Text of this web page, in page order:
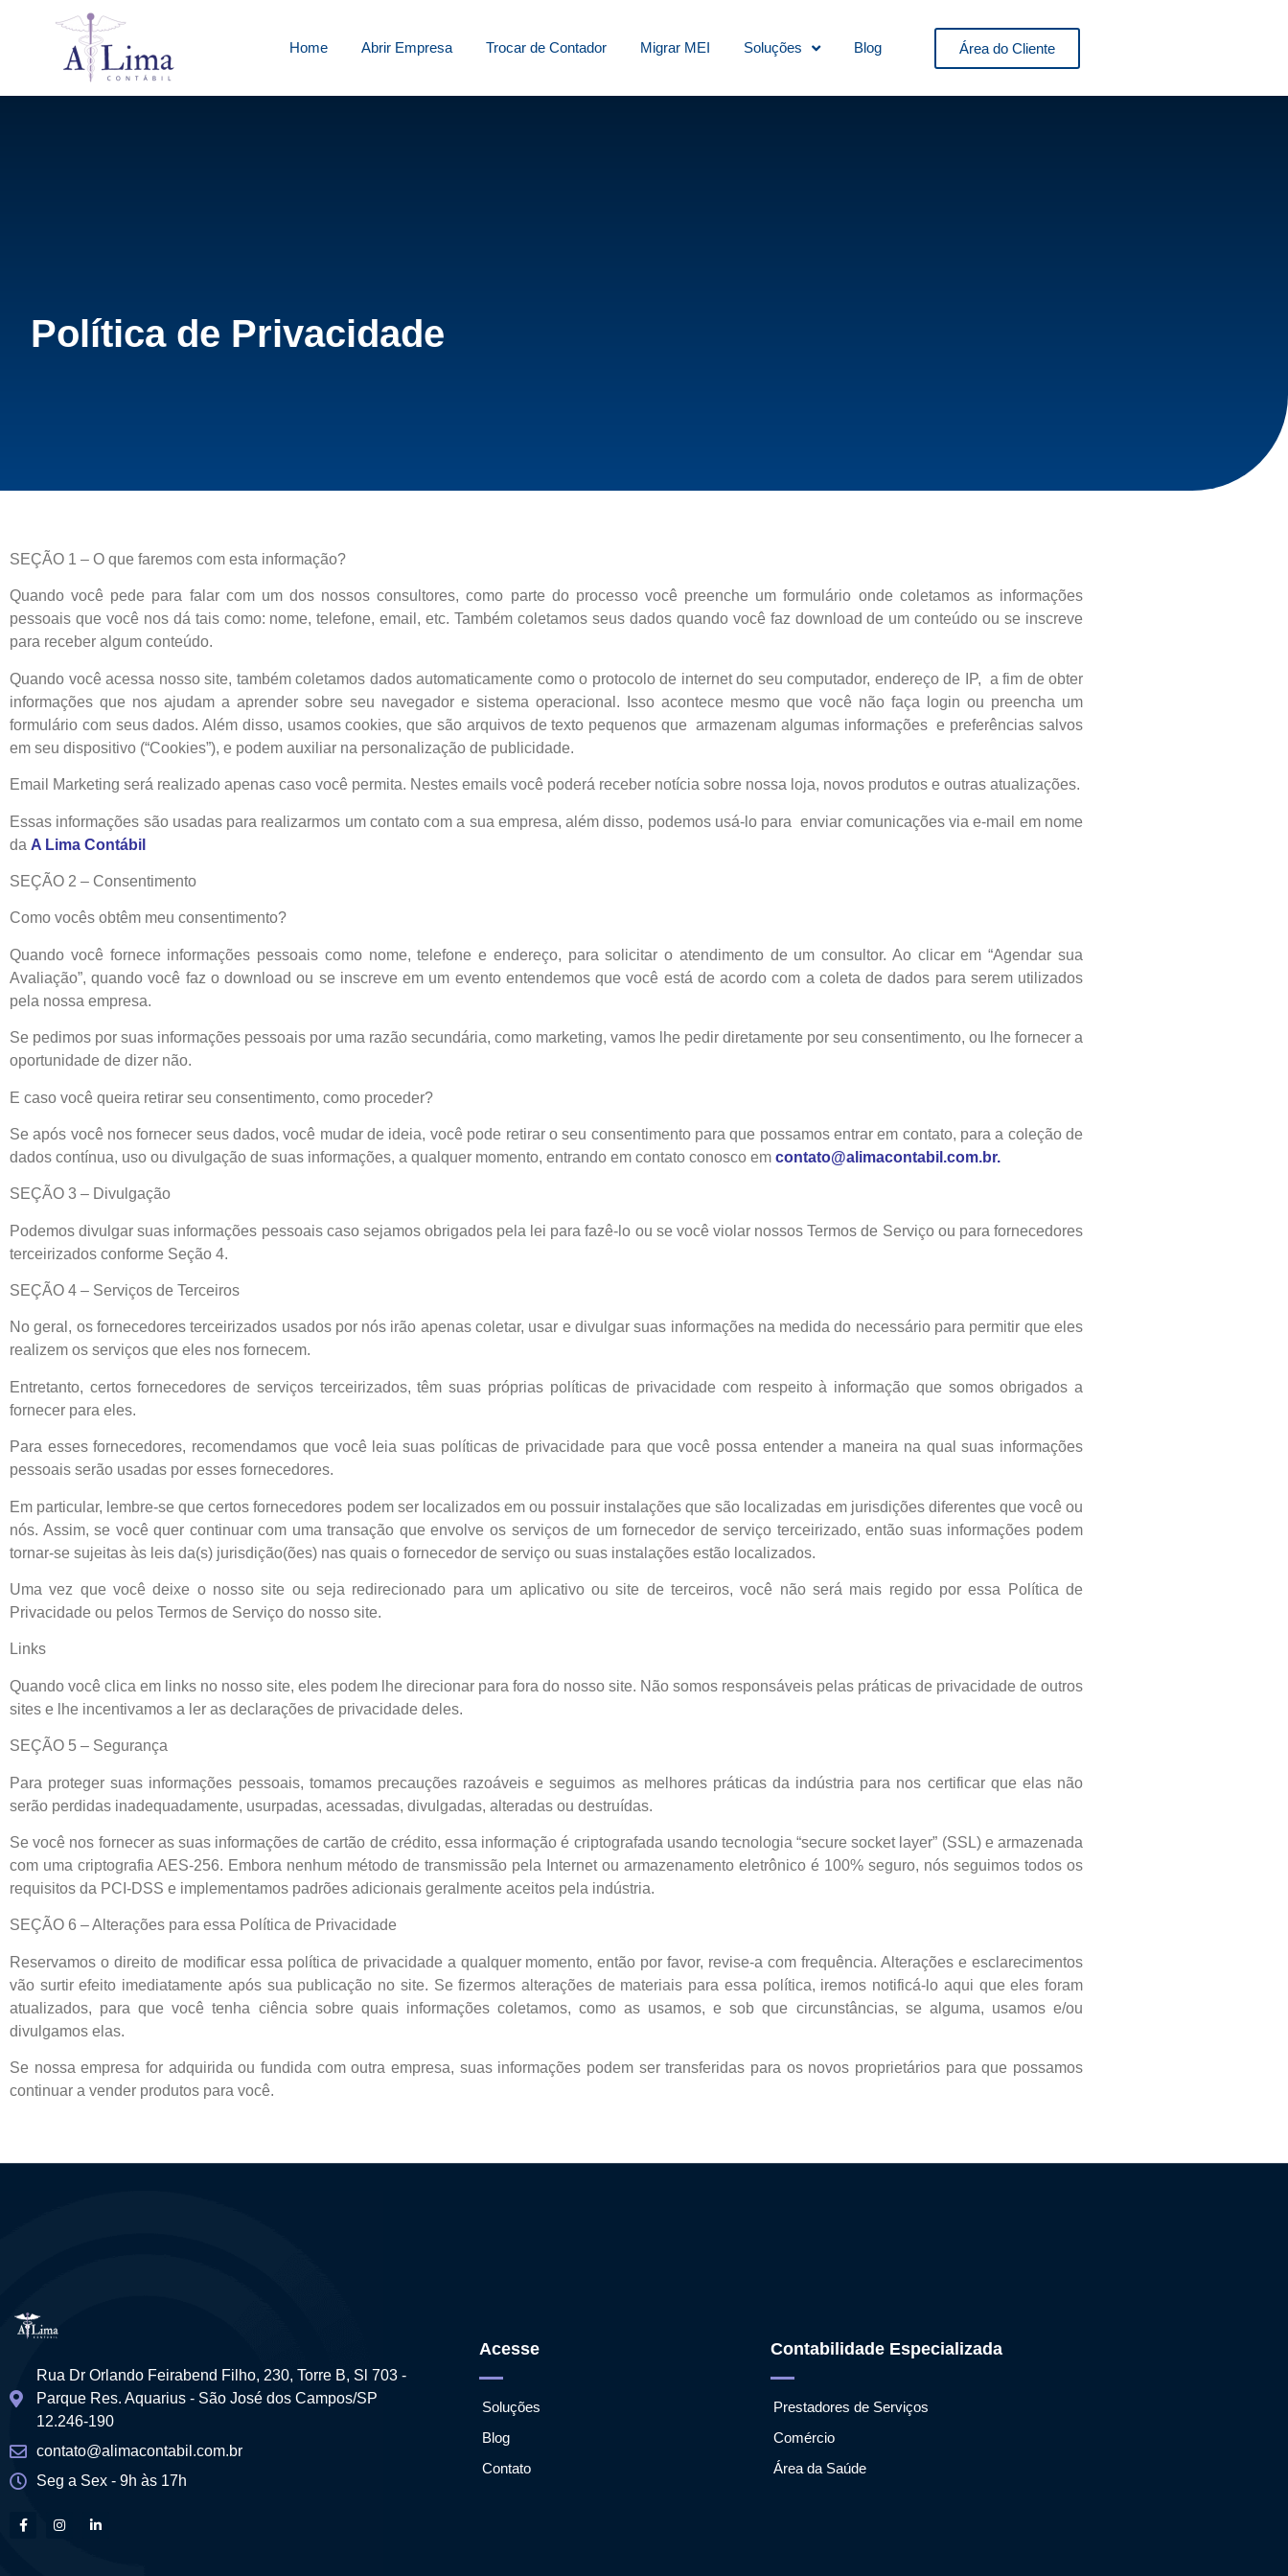
Home Abrir Empresa Trocar de Contador Migrar MEI Soluções Blog Área do Cliente
Política de Privacidade
SEÇÃO 1 – O que faremos com esta informação?
Quando você pede para falar com um dos nossos consultores, como parte do processo você preenche um formulário onde coletamos as informações
pessoais que você nos dá tais como: nome, telefone, email, etc. Também coletamos seus dados quando você faz download de um conteúdo ou se inscreve
para receber algum conteúdo.
Quando você acessa nosso site, também coletamos dados automaticamente como o protocolo de internet do seu computador, endereço de IP, a fim de obter
informações que nos ajudam a aprender sobre seu navegador e sistema operacional. Isso acontece mesmo que você não faça login ou preencha um
formulário com seus dados. Além disso, usamos cookies, que são arquivos de texto pequenos que armazenam algumas informações e preferências salvos
em seu dispositivo (“Cookies”), e podem auxiliar na personalização de publicidade.
Email Marketing será realizado apenas caso você permita. Nestes emails você poderá receber notícia sobre nossa loja, novos produtos e outras atualizações.
Essas informações são usadas para realizarmos um contato com a sua empresa, além disso, podemos usá-lo para enviar comunicações via e-mail em nome
da A Lima Contábil
SEÇÃO 2 – Consentimento
Como vocês obtêm meu consentimento?
Quando você fornece informações pessoais como nome, telefone e endereço, para solicitar o atendimento de um consultor. Ao clicar em “Agendar sua
Avaliação”, quando você faz o download ou se inscreve em um evento entendemos que você está de acordo com a coleta de dados para serem utilizados
pela nossa empresa.
Se pedimos por suas informações pessoais por uma razão secundária, como marketing, vamos lhe pedir diretamente por seu consentimento, ou lhe fornecer a
oportunidade de dizer não.
E caso você queira retirar seu consentimento, como proceder?
Se após você nos fornecer seus dados, você mudar de ideia, você pode retirar o seu consentimento para que possamos entrar em contato, para a coleção de
dados contínua, uso ou divulgação de suas informações, a qualquer momento, entrando em contato conosco em contato@alimacontabil.com.br.
SEÇÃO 3 – Divulgação
Podemos divulgar suas informações pessoais caso sejamos obrigados pela lei para fazê-lo ou se você violar nossos Termos de Serviço ou para fornecedores
terceirizados conforme Seção 4.
SEÇÃO 4 – Serviços de Terceiros
No geral, os fornecedores terceirizados usados por nós irão apenas coletar, usar e divulgar suas informações na medida do necessário para permitir que eles
realizem os serviços que eles nos fornecem.
Entretanto, certos fornecedores de serviços terceirizados, têm suas próprias políticas de privacidade com respeito à informação que somos obrigados a
fornecer para eles.
Para esses fornecedores, recomendamos que você leia suas políticas de privacidade para que você possa entender a maneira na qual suas informações
pessoais serão usadas por esses fornecedores.
Em particular, lembre-se que certos fornecedores podem ser localizados em ou possuir instalações que são localizadas em jurisdições diferentes que você ou
nós. Assim, se você quer continuar com uma transação que envolve os serviços de um fornecedor de serviço terceirizado, então suas informações podem
tornar-se sujeitas às leis da(s) jurisdição(ões) nas quais o fornecedor de serviço ou suas instalações estão localizados.
Uma vez que você deixe o nosso site ou seja redirecionado para um aplicativo ou site de terceiros, você não será mais regido por essa Política de
Privacidade ou pelos Termos de Serviço do nosso site.
Links
Quando você clica em links no nosso site, eles podem lhe direcionar para fora do nosso site. Não somos responsáveis pelas práticas de privacidade de outros
sites e lhe incentivamos a ler as declarações de privacidade deles.
SEÇÃO 5 – Segurança
Para proteger suas informações pessoais, tomamos precauções razoáveis e seguimos as melhores práticas da indústria para nos certificar que elas não
serão perdidas inadequadamente, usurpadas, acessadas, divulgadas, alteradas ou destruídas.
Se você nos fornecer as suas informações de cartão de crédito, essa informação é criptografada usando tecnologia “secure socket layer” (SSL) e armazenada
com uma criptografia AES-256. Embora nenhum método de transmissão pela Internet ou armazenamento eletrônico é 100% seguro, nós seguimos todos os
requisitos da PCI-DSS e implementamos padrões adicionais geralmente aceitos pela indústria.
SEÇÃO 6 – Alterações para essa Política de Privacidade
Reservamos o direito de modificar essa política de privacidade a qualquer momento, então por favor, revise-a com frequência. Alterações e esclarecimentos
vão surtir efeito imediatamente após sua publicação no site. Se fizermos alterações de materiais para essa política, iremos notificá-lo aqui que eles foram
atualizados, para que você tenha ciência sobre quais informações coletamos, como as usamos, e sob que circunstâncias, se alguma, usamos e/ou
divulgamos elas.
Se nossa empresa for adquirida ou fundida com outra empresa, suas informações podem ser transferidas para os novos proprietários para que possamos
continuar a vender produtos para você.
Rua Dr Orlando Feirabend Filho, 230, Torre B, Sl 703 -
Parque Res. Aquarius - São José dos Campos/SP
12.246-190
contato@alimacontabil.com.br
Seg a Sex - 9h às 17h
Acesse
Soluções
Blog
Contato
Contabilidade Especializada
Prestadores de Serviços
Comércio
Área da Saúde